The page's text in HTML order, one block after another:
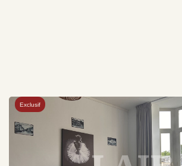
Exclusif